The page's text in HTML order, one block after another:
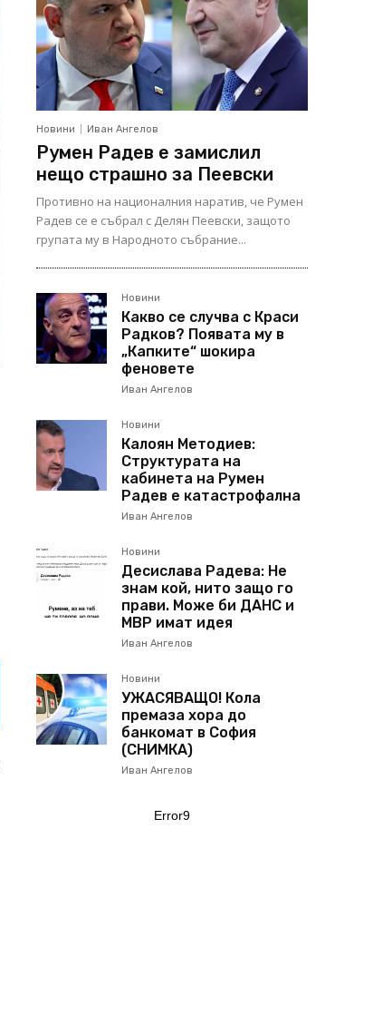
Новини Иван Ангелов
Румен Радев е замислил
нещо страшно за Пеевски
Противно на националния наратив, че Румен
Радев се е събрал с Делян Пеевски, защото
групата му в Народното събрание...
Новини
Какво се случва с Краси
Радков? Появата му в
„Капките“ шокира
феновете
Иван Ангелов
Новини
Калоян Методиев:
Структурата на
кабинета на Румен
Радев е катастрофална
Иван Ангелов
Новини
Десислава Радева: Не
знам кой, нито защо го
прави. Може би ДАНС и
МВР имат идея
Иван Ангелов
Новини
УЖАСЯВАЩО! Кола
премаза хора до
банкомат в София
(СНИМКА)
Иван Ангелов
Error9